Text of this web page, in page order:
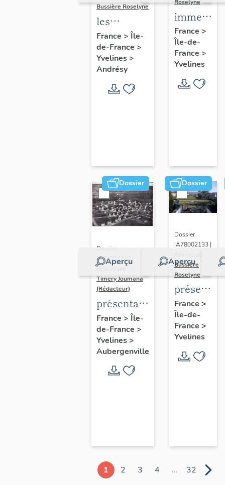
Bussière Roselyne
les
immeubles,
maisons et
fermes du
canton
d'Andrésy
France > Île-
de-France >
Yvelines>
Andrésy
Roselyne
maisons,
fermes
France >
Île-de-
France >
Yvelines
Dossier
Aperçu
Dossier
IA78002210 |
Réalisé par
Timery Joumana
(Rédacteur)
présentation
de l'étude
d'Elisabethville
France > Île-
de-France >
Yvelines>
Aubergenville
Dossier
Aperçu
Dossier
IA78002133 |
Bussière
Roselyne
du
diagnostic
et
France >
Île-de-
France >
Yvelines
1 2 3 4 ... 32